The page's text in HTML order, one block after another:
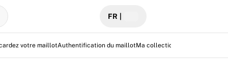
FR
votre maillotAuthentification du maillotMa collection